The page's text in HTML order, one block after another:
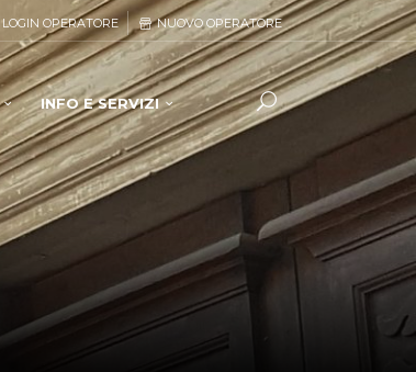
LOGIN OPERATORE NUOVO OPERATORE
INFO E SERVIZI